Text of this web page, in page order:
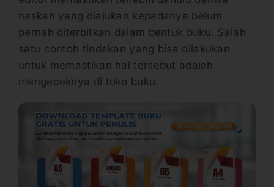
naskah yang diajukan kepadanya belum
pernah diterbitkan dalam bentuk buku. Salah
satu contoh tindakan yang bisa dilakukan
untuk memastikan hal tersebut adalah
mengeceknya di toko buku.